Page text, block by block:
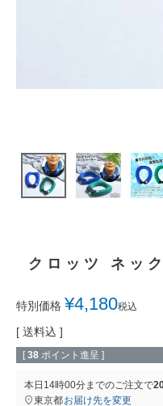
クロッツ ネッ
特別価格 ¥4,180税込
送料込
[ 38 ポイント進呈 ]
本日 14時00分までのご注文で
東京都お届け先を変更